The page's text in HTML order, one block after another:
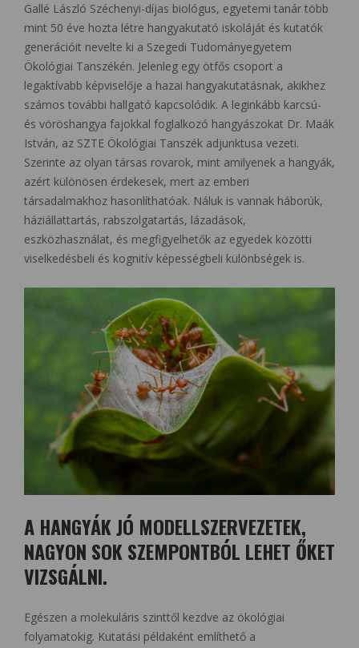
Gallé László Széchenyi-díjas biológus, egyetemi tanár több
mint 50 éve hozta létre hangyakutató iskoláját és kutatók
generációit nevelte ki a Szegedi Tudományegyetem
Ökológiai Tanszékén. Jelenleg egy ötfős csoport a
legaktívabb képviselője a hazai hangyakutatásnak, akikhez
számos további hallgató kapcsolódik. A leginkább karcsú-
és vöröshangya fajokkal foglalkozó hangyászokat Dr. Maák
István, az SZTE Ökológiai Tanszék adjunktusa vezeti.
Szerinte az olyan társas rovarok, mint amilyenek a hangyák,
azért különösen érdekesek, mert az emberi
társadalmakhoz hasonlíthatóak. Náluk is vannak háborúk,
háziállattartás, rabszolgatartás, lázadások,
eszközhasználat, és megfigyelhetők az egyedek közötti
viselkedésbeli és kognitív képességbeli különbségek is.
A HANGYÁK JÓ MODELLSZERVEZETEK,
NAGYON SOK SZEMPONTBÓL LEHET ŐKET
VIZSGÁLNI.
Egészen a molekuláris szinttől kezdve az ökológiai
folyamatokig. Kutatási példaként említhető a